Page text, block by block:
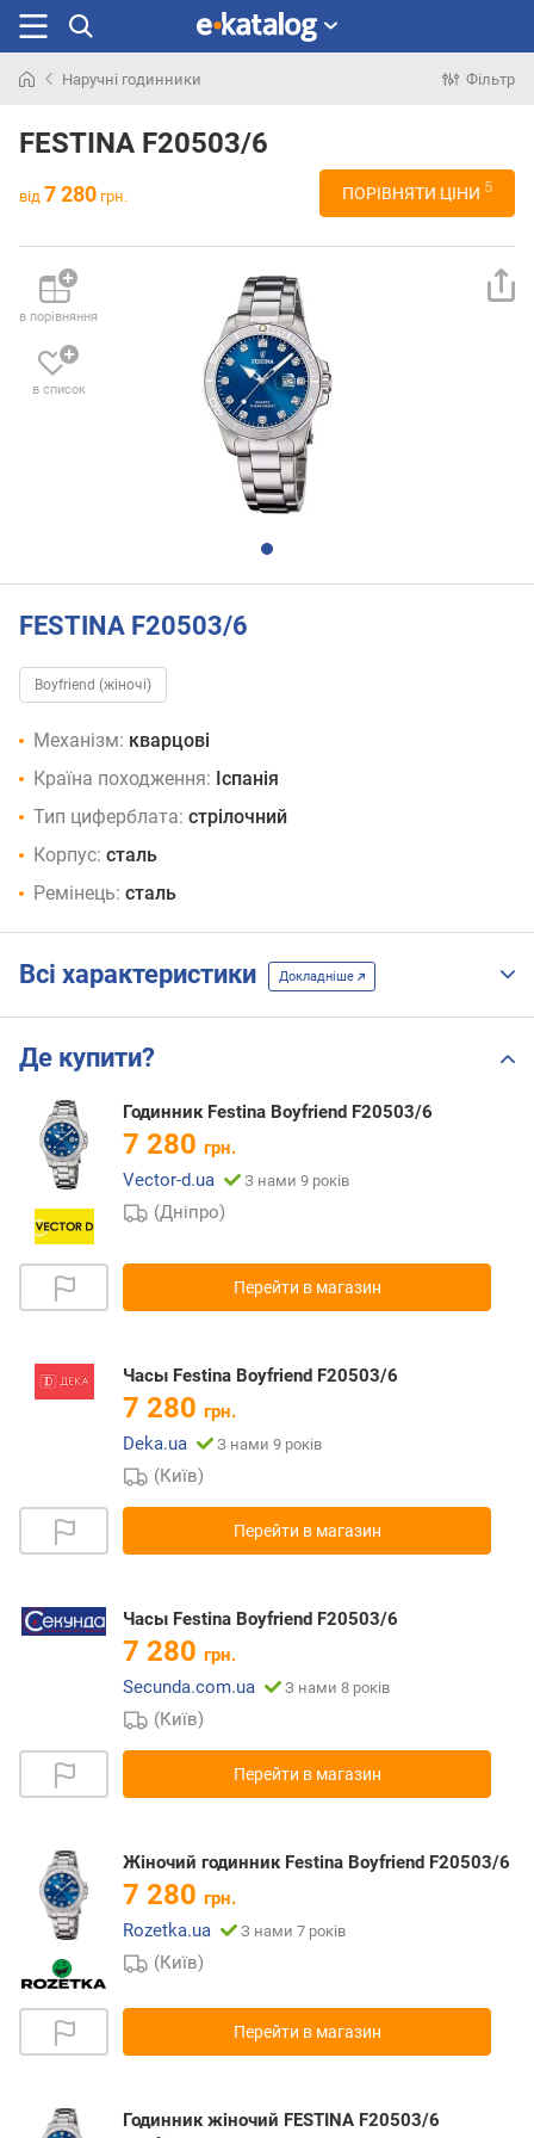
раніше
Наручні годинники Фільтр
FESTINA F20503/6
від 7 280 грн. ПОРІВНЯТИ ЦІНИ 5
в порівняння
в список
FESTINA F20503/6
Boyfriend (жіночі)
Механізм: кварцові
Країна походження: Іспанія
Тип циферблата: стрілочний
Корпус: сталь
Ремінець: сталь
Всі характеристики Докладніше
Де купити?
Годинник Festina Boyfriend F20503/6
7 280 грн.
Vector-d.ua
З нами 9 років
(Дніпро)
Перейти в магазин
Часы Festina Boyfriend F20503/6
7 280 грн.
Deka.ua
З нами 9 років
(Київ)
Перейти в магазин
Часы Festina Boyfriend F20503/6
7 280 грн.
Secunda.com.ua
З нами 8 років
(Київ)
Перейти в магазин
Жіночий годинник Festina Boyfriend F20503/6
7 280 грн.
Rozetka.ua
З нами 7 років
(Київ)
Перейти в магазин
Годинник жіночий FESTINA F20503/6